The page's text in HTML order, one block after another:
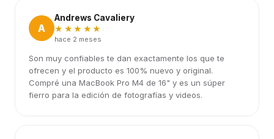
A
Andrews Cavaliery
★★★★★
hace 2 meses
Son muy confiables te dan exactamente los que te
ofrecen y el producto es 100% nuevo y original.
Compré una MacBook Pro M4 de 16" y es un súper
fierro para la edición de fotografías y videos.